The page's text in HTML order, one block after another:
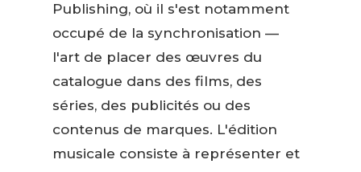
Publishing, où il s'est notamment
occupé de la synchronisation —
l'art de placer des œuvres du
catalogue dans des films, des
séries, des publicités ou des
contenus de marques. L'édition
musicale consiste à représenter et